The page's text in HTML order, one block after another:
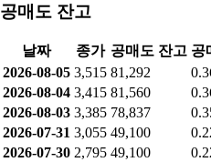
공매도 잔고
날짜 종가 공매도 잔고 공
2026-08-05 3,515 81,292
2026-08-04 3,415 81,560
2026-08-03 3,385 78,837
2026-07-31 3,055 49,100
2026-07-30 2,795 49,100